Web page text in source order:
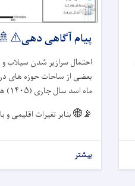
پیام آگاهی
احتمال سرازیر شدن سیلاب
بعضی از ساحات حوزه های
ماه اسد سال جاری (۱۴۰۵)
📡🌐بنابر تغیرات اقلیمی
بیشتر